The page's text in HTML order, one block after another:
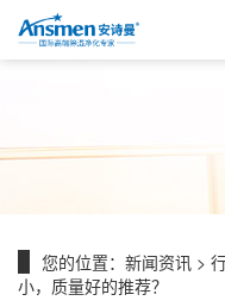
您的位置： 新闻资讯 >
小，质量好的推荐？